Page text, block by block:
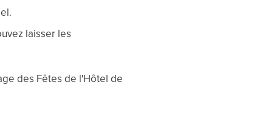
laisser les
des Fêtes de l'Hôtel de